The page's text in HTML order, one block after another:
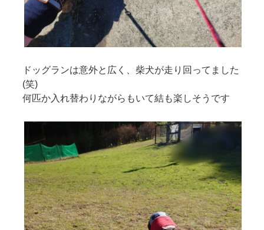
ドッグランは意外と広く、柴犬が走り回ってました
(笑)
何匹か入れ替わりながらもいて結も楽しそうです